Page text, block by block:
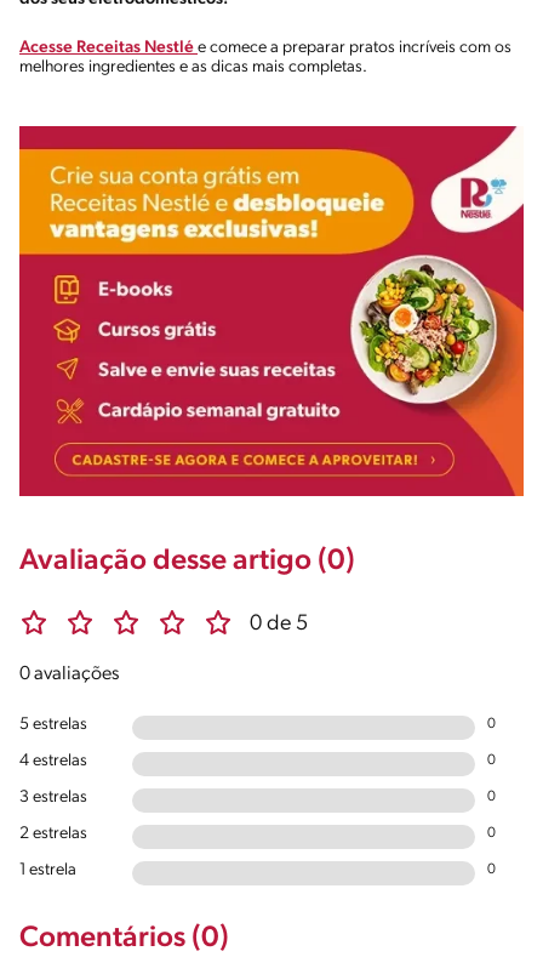
Acesse Receitas Nestlé e comece a preparar pratos incríveis com os
melhores ingredientes e as dicas mais completas.
Avaliação desse artigo (0)
0 de 5
0 avaliações
5 estrelas 0
4 estrelas 0
3 estrelas 0
2 estrelas 0
1 estrela 0
Comentários (0)